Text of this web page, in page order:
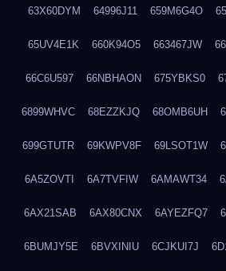
63X60DYM 64996J11 659M6G4O
65UV4E1K 660K94O5 663467JW
66C6U597 66NBHAON 675YBKS0
6899WHVC 68EZZKJQ 68OMB6UH
699GTUTR 69KWPV8F 69LSOT1W
6A5ZOVTI 6A7TVFIW 6AMAWT34
6AX21SAB 6AX80CNX 6AYEZFQ7
6BUMJY5E 6BVXINIU 6CJKUI7J